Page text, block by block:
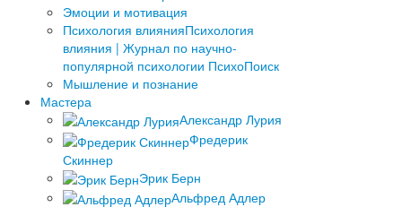
Эмоции и мотивация
Психология влиянияПсихология
влияния | Журнал по научно-
популярной психологии ПсихоПоиск
Мышление и познание
Мастера
Александр Лурия
Фредерик
Скиннер
Эрик Берн
Альфред Адлер